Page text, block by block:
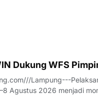
Dukung WFS
Lampung---
Agustus 2026 menjadi
tersebut untuk lima